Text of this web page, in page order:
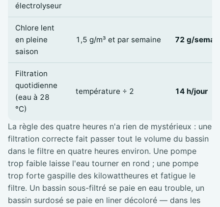
électrolyseur
Chlore lent
en pleine
saison
1,5 g/m³ et par semaine 72 g/
Filtration
quotidienne
(eau à 28
°C)
température ÷ 2 14 h/jour
La règle des quatre heures n'a rien de mystérieux : une
filtration correcte fait passer tout le volume du bassin
dans le filtre en quatre heures environ. Une pompe
trop faible laisse l'eau tourner en rond ; une pompe
trop forte gaspille des kilowattheures et fatigue le
filtre. Un bassin sous-filtré se paie en eau trouble, un
bassin surdosé se paie en liner décoloré — dans les